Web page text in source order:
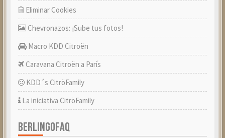
Eliminar Cookies
Chevronazos: ¡Sube tus fotos!
Macro KDD Citroën
Caravana Citroën a París
KDD´s CitröFamily
La iniciativa CitröFamily
BERLINGOFAQ